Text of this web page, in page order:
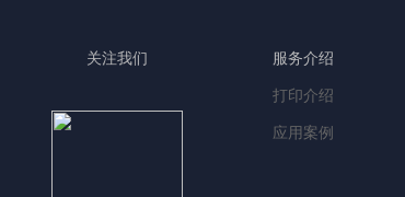
关注我们 服务介绍
打印介绍
应用案例